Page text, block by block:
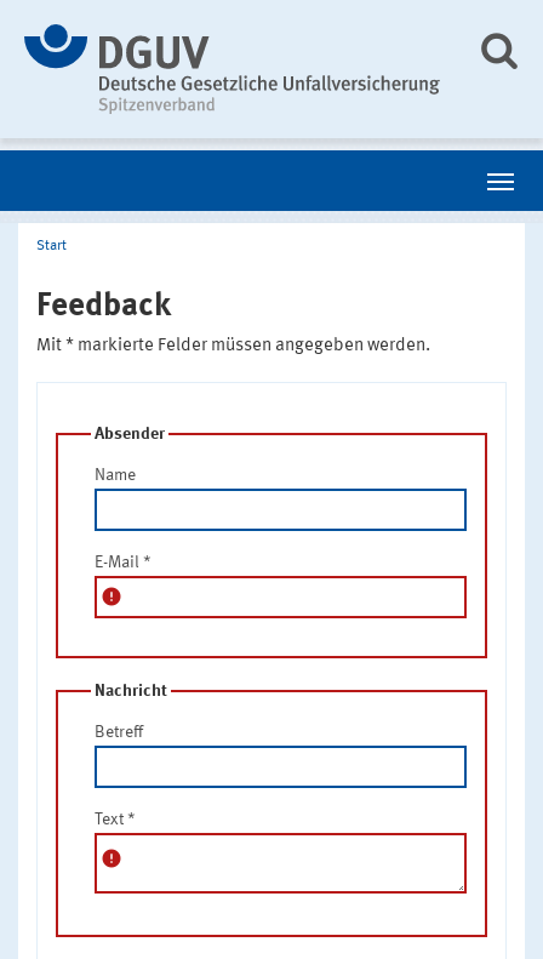
Start
Feedback
Mit * markierte Felder müssen angegeben werden.
Absender
Name
E-Mail *
error
Nachricht
Betreff
Text *
error